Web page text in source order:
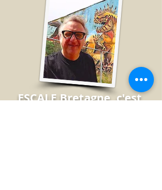
ESCALE Bretagne, c'est,